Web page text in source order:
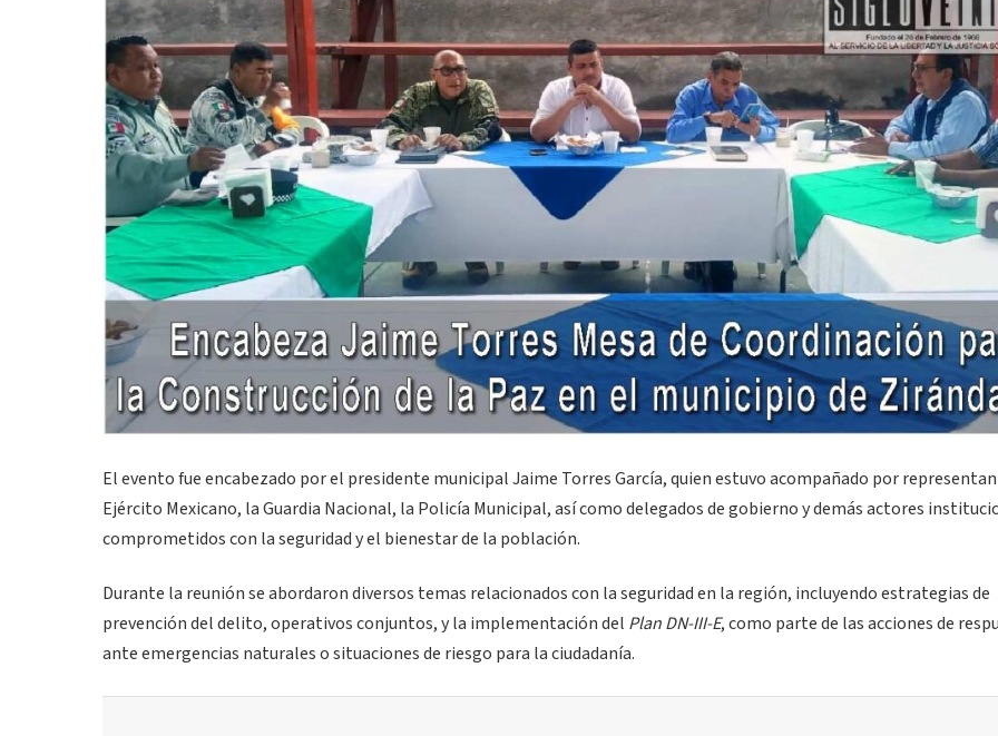
El evento fue encabezado por el presidente municipal Jaime Torres García, quien estuvo acompañado por
Ejército Mexicano, la Guardia Nacional, la Policía Municipal, así como delegados de gobierno y demás actores
comprometidos con la seguridad y el bienestar de la población.
Durante la reunión se abordaron diversos temas relacionados con la seguridad en la región, incluyendo estrategias de
prevención del delito, operativos conjuntos, y la implementación del Plan DN-III-E, como parte de las acciones de
ante emergencias naturales o situaciones de riesgo para la ciudadanía.